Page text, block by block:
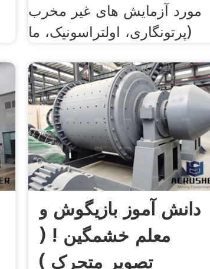
مورد آزمایش های غیر مخرب
(پرتونگاری، اولتراسونیک، ما
دانش آموز بازیگوش و
معلم خشمگین ! (
تصویر متحرک )